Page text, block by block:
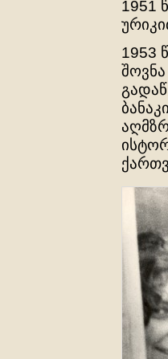
1951
1953